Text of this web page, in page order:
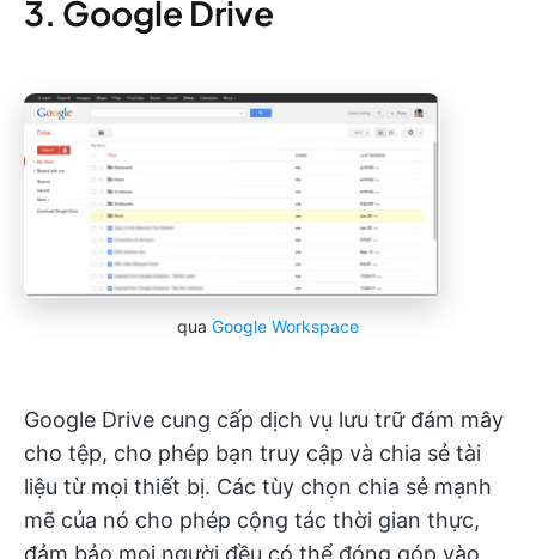
3. Google Drive
qua Google Workspace
Google Drive cung cấp dịch vụ lưu trữ đám mây
cho tệp, cho phép bạn truy cập và chia sẻ tài
liệu từ mọi thiết bị. Các tùy chọn chia sẻ mạnh
mẽ của nó cho phép cộng tác thời gian thực,
đảm bảo mọi người đều có thể đóng góp vào